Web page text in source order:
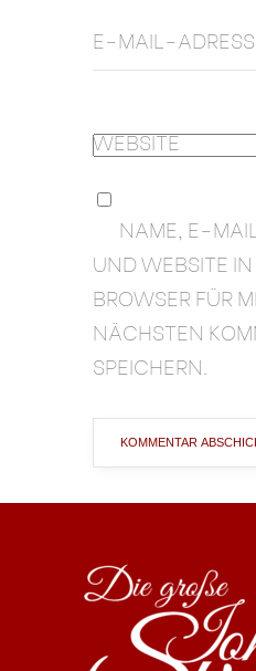
E-MAIL-
WEBSITE
NAME, E-
UND WEBSITE
BROWSER FÜR
NÄCHSTEN
SPEICHERN.